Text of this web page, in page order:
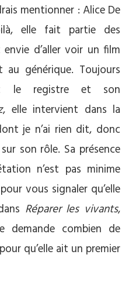
mentionner : Alice De
elle fait partie des
d’aller voir un film
au générique. Toujours
le registre et son
, elle intervient dans la
je n’ai rien dit, donc
son rôle. Sa présence
n’est pas minime
vous signaler qu’elle
Réparer les vivants,
demande combien de
qu’elle ait un premier